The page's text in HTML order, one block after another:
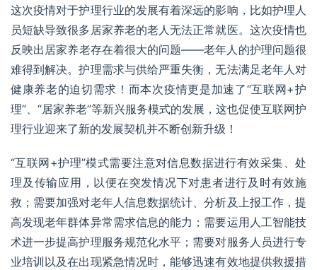
这次疫情对于护理行业的发展有着深远的影响，比如护理人
员短缺导致很多居家养老的老人无法正常就医。这次疫情也
反映出居家养老存在着很大的问题——老年人的护理问题很
难得到解决。护理需求与供给严重失衡，无法满足老年人对
健康养老的迫切需求！而本次疫情更是加速了“互联网+护
理”、“居家养老”等新兴服务模式的发展，这也促使互联网护
理行业迎来了新的发展契机并不断创新升级！
“互联网+护理”模式需要注意对信息数据进行有效采集、处
理及传输应用，以便在突发情况下对患者进行及时有效施
救；需要加强对老年人信息数据统计、分析及上报工作，提
高发现老年群体异常需求信息的能力；需要运用人工智能技
术进一步提高护理服务规范化水平；需要对服务人员进行专
业培训以及在出现紧急情况时，能够迅速有效地提供救援措